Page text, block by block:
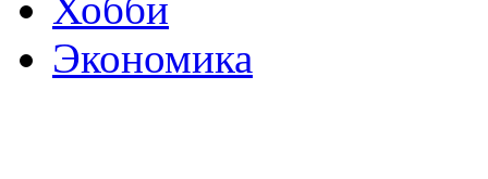
Экономика